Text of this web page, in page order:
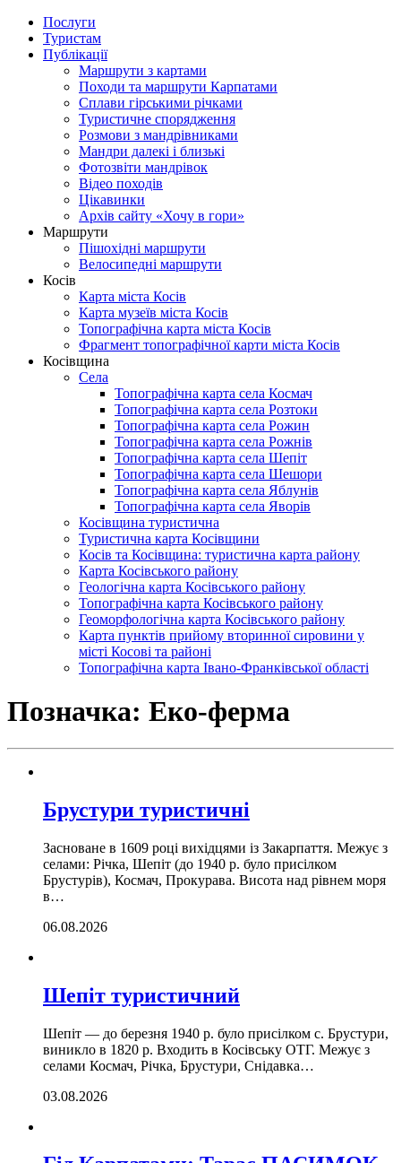
Послуги
Туристам
Публікації
Маршрути з картами
Походи та маршрути Карпатами
Сплави гірськими річками
Туристичне спорядження
Розмови з мандрівниками
Мандри далекі і близькі
Фотозвіти мандрівок
Відео походів
Цікавинки
Архів сайту «Хочу в гори»
Маршрути
Пішохідні маршрути
Велосипедні маршрути
Косів
Карта міста Косів
Карта музеїв міста Косів
Топографічна карта міста Косів
Фрагмент топографічної карти міста Косів
Косівщина
Села
Топографічна карта села Космач
Топографічна карта села Розтоки
Топографічна карта села Рожин
Топографічна карта села Рожнів
Топографічна карта села Шепіт
Топографічна карта села Шешори
Топографічна карта села Яблунів
Топографічна карта села Яворів
Косівщина туристична
Туристична карта Косівщини
Косів та Косівщина: туристична карта району
Карта Косівського району
Геологічна карта Косівського району
Топографічна карта Косівського району
Геоморфологічна карта Косівського району
Карта пунктів прийому вторинної сировини у
місті Косові та районі
Топографічна карта Івано-Франківської області
Позначка: Еко-ферма
Брустури туристичні
Засноване в 1609 році вихідцями із Закарпаття. Межує з
селами: Річка, Шепіт (до 1940 р. було присілком
Брустурів), Космач, Прокурава. Висота над рівнем моря
в…
06.08.2026
Шепіт туристичний
Шепіт — до березня 1940 р. було присілком с. Брустури,
виникло в 1820 р. Входить в Косівську ОТГ. Межує з
селами Космач, Річка, Брустури, Снідавка…
03.08.2026